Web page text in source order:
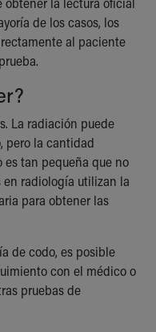
de los casos, los
al paciente
La radiación puede
pero la cantidad
es tan pequeña que no
en radiología utilizan la
para obtener las
de codo, es posible
con el médico o
pruebas de